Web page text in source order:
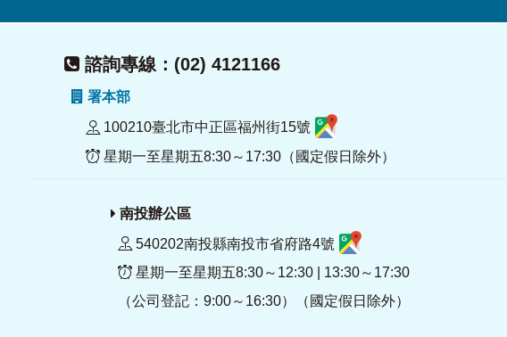
諮詢專線：(02) 4121166
署本部
100210臺北市中正區福州街15號
星期一至星期五8:30～17:30（國定假日除外）
南投辦公區
540202南投縣南投市省府路4號
星期一至星期五8:30～12:30 | 13:30～17:30
（公司登記：9:00～16:30）（國定假日除外）